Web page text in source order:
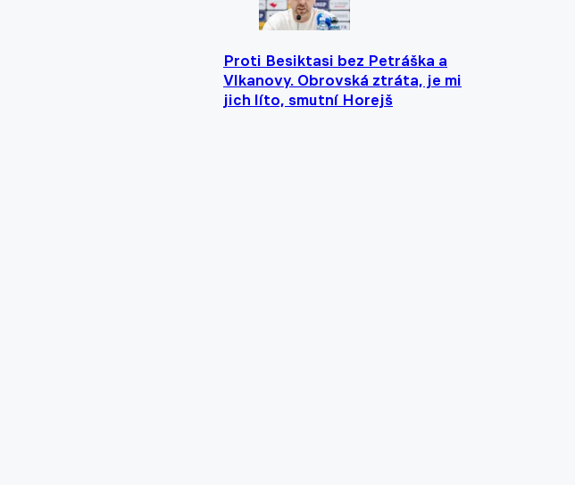
Proti Besiktasi bez Petráška a
Vlkanovy. Obrovská ztráta, je mi
jich líto, smutní Horejš